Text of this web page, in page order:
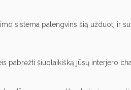
sistema palengvins šią užduotį ir
pabrėžti šiuolaikišką jūsų interjero